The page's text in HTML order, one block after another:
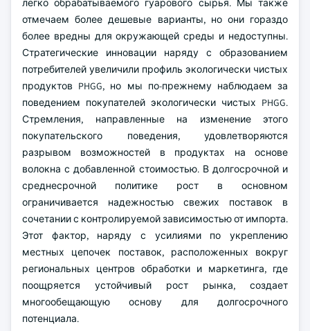
легко обрабатываемого гуарового сырья. Мы также
отмечаем более дешевые варианты, но они гораздо
более вредны для окружающей среды и недоступны.
Стратегические инновации наряду с образованием
потребителей увеличили профиль экологически чистых
продуктов PHGG, но мы по-прежнему наблюдаем за
поведением покупателей экологически чистых PHGG.
Стремления, направленные на изменение этого
покупательского поведения, удовлетворяются
разрывом возможностей в продуктах на основе
волокна с добавленной стоимостью. В долгосрочной и
среднесрочной политике рост в основном
ограничивается надежностью свежих поставок в
сочетании с контролируемой зависимостью от импорта.
Этот фактор, наряду с усилиями по укреплению
местных цепочек поставок, расположенных вокруг
региональных центров обработки и маркетинга, где
поощряется устойчивый рост рынка, создает
многообещающую основу для долгосрочного
потенциала.